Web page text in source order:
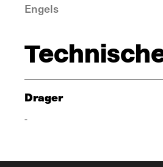
Engels
Drager
-